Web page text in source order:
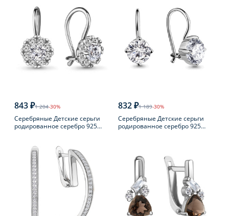
843 ₽1 204-30%
Серебряные Детские серьги
родированное серебро 925
832 ₽1 189-30%
Серебряные Детские серьги
родированное серебро 925